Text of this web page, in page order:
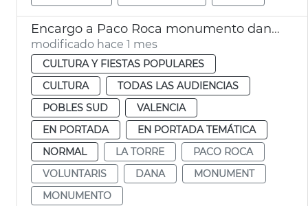
Encargo a Paco Roca monumento dana La Torre
modificado hace 1 mes
CULTURA Y FIESTAS POPULARES
CULTURA
TODAS LAS AUDIENCIAS
POBLES SUD
VALENCIA
EN PORTADA
EN PORTADA TEMÁTICA
NORMAL
LA TORRE
PACO ROCA
VOLUNTARIS
DANA
MONUMENT
MONUMENTO